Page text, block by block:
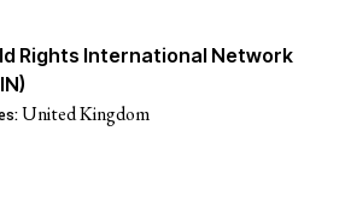
Rights International Network
United Kingdom